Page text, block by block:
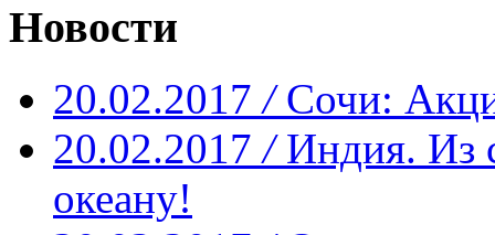
Новости
20.02.2017 / Сочи:
20.02.2017 / Индия. Из
океану!